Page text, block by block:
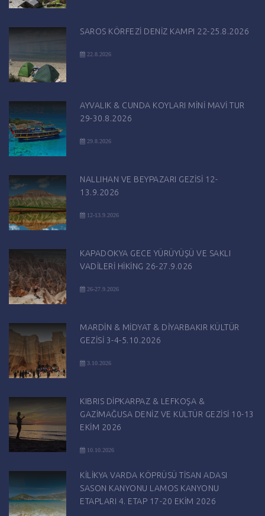
SAROS KÖRFEZİ DENİZ KAMPI 22-25.8.2026
22.8.2026
AYVALIK & CUNDA KOYLARI MİNİ MAVİ TUR
29-30.8.2026
29.8.2026
NALLIHAN VE BEYPAZARI GEZİSİ 12-
13.9.2026
12-13.9.2026
KAPADOKYA GECE YÜRÜYÜŞÜ VE SAKLI
VADİLERİ HİKİNG 26-27.9.026
26-27.9.2026
MARDİN & MİDYAT & DİYARBAKIR KÜLTÜR
GEZİSİ 3-4-5.10.2026
3.10.2026
KIBRIS DİPKARPAZ & LEFKOŞA &
GAZİMAĞUSA DENİZ VE KÜLTÜR GEZİSİ 10-13
EKİM 2026
10.10.2026
KİLİKYA VARDA KÖPRÜSÜ TİSAN ADASI
SASON KANYONU LAMOS KANYONU
ETAPLARI 4. ETAP 17-20 EKİM 2026